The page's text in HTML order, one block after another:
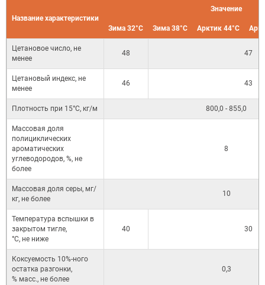
Название характеристики
Значение
Зима 32°С Зима 38°С Арктик 44°С
Цетановое число, не
менее
48 47
Цетановый индекс, не
менее
46 43
Плотность при 15°С, кг/м 800,0 - 855,0
Массовая доля
полициклических
ароматических
углеводородов, %, не
более
8
Массовая доля серы, мг/
кг, не более
10
Температура вспышки в
закрытом тигле,
°С, не ниже
40 30
Коксуемость 10%-ного
остатка разгонки,
% масс., не более
0,3